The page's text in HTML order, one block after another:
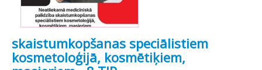
skaistumkopšanas speciālistiem
kosmetoloģijā, kosmētiķiem,